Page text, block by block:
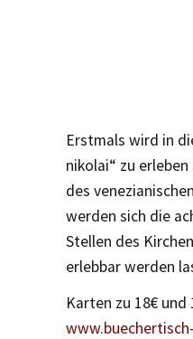
Erstmals wird in
nikolai“ zu
des
werden sich die
Stellen des
erlebbar werden
Karten zu 18€